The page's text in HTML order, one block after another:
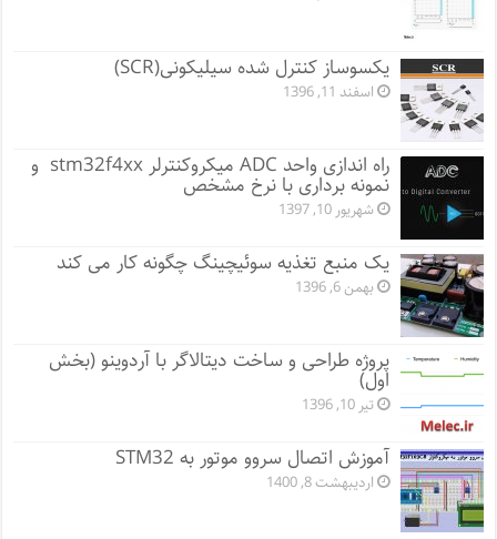
یکسوساز کنترل شده سیلیکونی(SCR)
اسفند 11, 1396
راه اندازی واحد ADC میکروکنترلر stm32f4xx و
نمونه برداری با نرخ مشخص
شهریور 10, 1397
یک منبع تغذیه سوئیچینگ چگونه کار می کند
بهمن 6, 1396
پروژه طراحی و ساخت دیتالاگر با آردوینو (بخش
اول)
تیر 10, 1396
آموزش اتصال سروو موتور به STM32
اردیبهشت 8, 1400